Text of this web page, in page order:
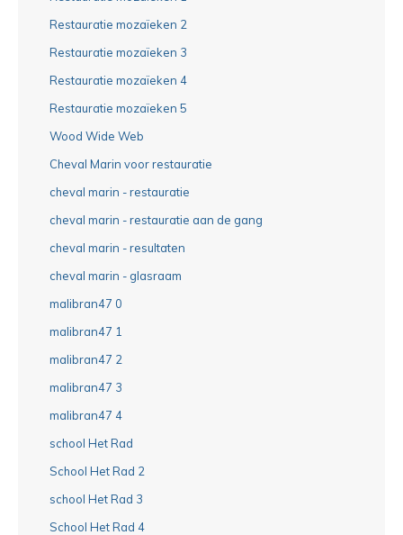
Restauratie mozaïeken 2
Restauratie mozaïeken 3
Restauratie mozaïeken 4
Restauratie mozaïeken 5
Wood Wide Web
Cheval Marin voor restauratie
cheval marin - restauratie
cheval marin - restauratie aan de gang
cheval marin - resultaten
cheval marin - glasraam
malibran47 0
malibran47 1
malibran47 2
malibran47 3
malibran47 4
school Het Rad
School Het Rad 2
school Het Rad 3
School Het Rad 4